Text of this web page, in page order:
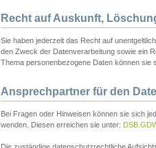
Recht auf Auskunft,
Sie haben jederzeit das Recht auf
den Zweck der Datenverarbeitung sowie ein
Thema personenbezogene Daten können sie
Ansprechpartner für den
Bei Fragen oder Hinweisen können sie sich
wenden. Diesen erreichen sie unter: